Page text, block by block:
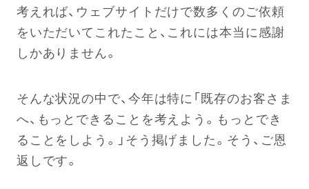
考えれば、ウェブサイトだけで数多くのご依頼
をいただいてこれたこと、これには本当に感謝
しかありません。
そんな状況の中で、今年は特に「既存のお客さま
へ、もっとできることを考えよう。もっとでき
ることをしよう。」そう掲げました。そう、ご恩
返しです。